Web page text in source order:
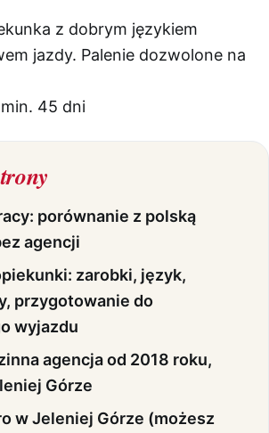
z dobrym językiem
jazdy. Palenie dozwolone na
min. 45 dni
porównanie z polską
agencji
zarobki, język,
przygotowanie do
wyjazdu
agencja od 2018 roku,
Górze
w Jeleniej Górze (możesz